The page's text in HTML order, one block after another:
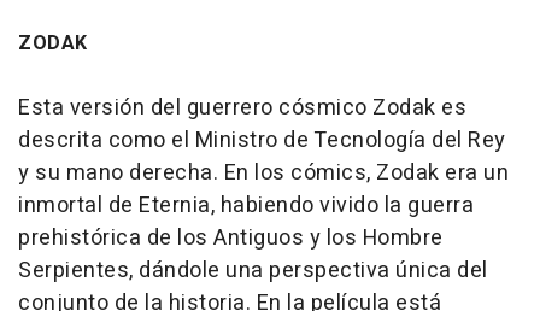
ZODAK
Esta versión del guerrero cósmico Zodak es
descrita como el Ministro de Tecnología del Rey
y su mano derecha. En los cómics, Zodak era un
inmortal de Eternia, habiendo vivido la guerra
prehistórica de los Antiguos y los Hombre
Serpientes, dándole una perspectiva única del
conjunto de la historia. En la película está